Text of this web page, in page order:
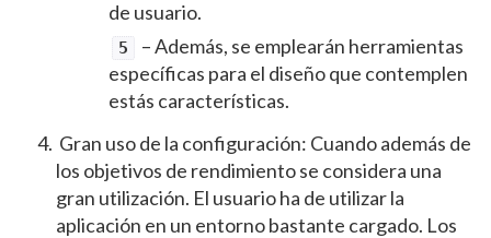
de usuario.
5
– Además, se emplearán herramientas
específicas para el diseño que contemplen
estás características.
Gran uso de la configuración: Cuando además de
los objetivos de rendimiento se considera una
gran utilización. El usuario ha de utilizar la
aplicación en un entorno bastante cargado. Los